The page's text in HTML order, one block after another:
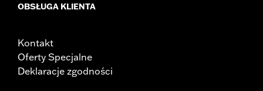
OBSŁUGA KLIENTA
Kontakt
Oferty Specjalne
Deklaracje zgodności